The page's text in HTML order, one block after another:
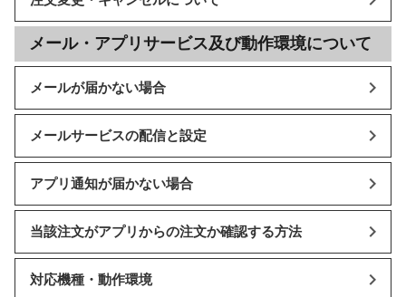
メール・アプリサービス及び動作環境について
メールが届かない場合
メールサービスの配信と設定
アプリ通知が届かない場合
当該注文がアプリからの注文か確認する方法
対応機種・動作環境